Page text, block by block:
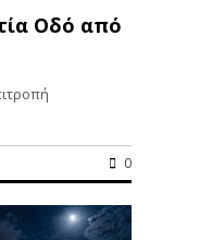
Οδό από
0